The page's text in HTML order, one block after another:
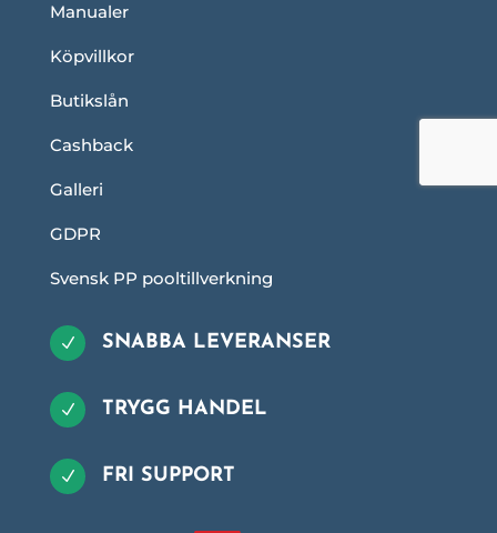
Manualer
Köpvillkor
Butikslån
Cashback
Galleri
GDPR
Svensk PP pooltillverkning
N SNABBA LEVERANSER
N TRYGG HANDEL
N FRI SUPPORT